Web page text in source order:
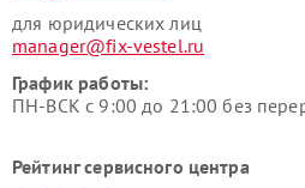
для юридических лиц
manager@fix-vestel.ru
График работы:
ПН-ВСК с 9:00 до 21:00 без
Рейтинг сервисного центра